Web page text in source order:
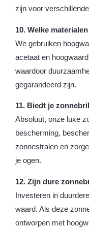
zijn voor
10. Welke
We gebruiken
acetaat en
waardoor
gegarandeerd zijn.
11. Biedt je
Absoluut, onze luxe
bescherming,
zonnestralen en
je ogen.
12. Zijn dure
Investeren in
waard. Als deze
ontworpen met